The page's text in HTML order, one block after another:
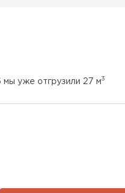
мы уже отгрузили 27 м3